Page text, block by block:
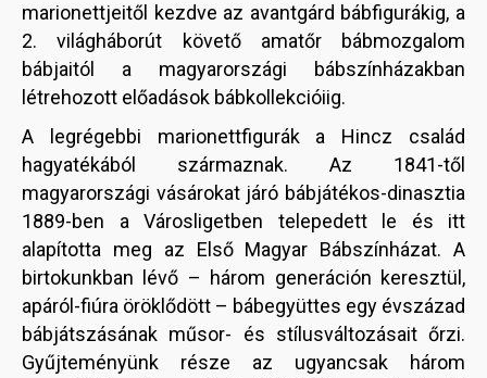
marionettjeitől kezdve az avantgárd bábfigurákig, a
2. világháborút követő amatőr bábmozgalom
bábjaitól a magyarországi bábszínházakban
létrehozott előadások bábkollekcióiig.
A legrégebbi marionettfigurák a Hincz család
hagyatékából származnak. Az 1841-től
magyarországi vásárokat járó bábjátékos-dinasztia
1889-ben a Városligetben telepedett le és itt
alapította meg az Első Magyar Bábszínházat. A
birtokunkban lévő – három generáción keresztül,
apáról-fiúra öröklődött – bábegyüttes egy évszázad
bábjátszásának műsor- és stílusváltozásait őrzi.
Gyűjteményünk része az ugyancsak három